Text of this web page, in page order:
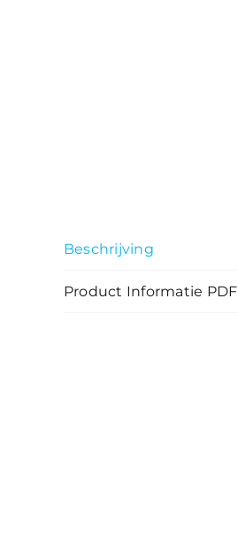
Beschrijving
Product Informatie PDF